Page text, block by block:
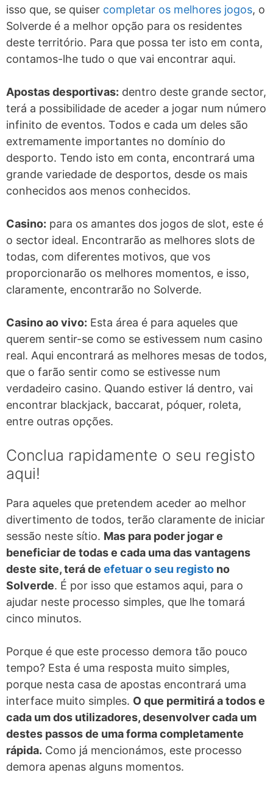
isso que, se quiser completar os melhores jogos, o
Solverde é a melhor opção para os residentes
deste território. Para que possa ter isto em conta,
contamos-lhe tudo o que vai encontrar aqui.
Apostas desportivas: dentro deste grande sector,
terá a possibilidade de aceder a jogar num número
infinito de eventos. Todos e cada um deles são
extremamente importantes no domínio do
desporto. Tendo isto em conta, encontrará uma
grande variedade de desportos, desde os mais
conhecidos aos menos conhecidos.
Casino: para os amantes dos jogos de slot, este é
o sector ideal. Encontrarão as melhores slots de
todas, com diferentes motivos, que vos
proporcionarão os melhores momentos, e isso,
claramente, encontrarão no Solverde.
Casino ao vivo: Esta área é para aqueles que
querem sentir-se como se estivessem num casino
real. Aqui encontrará as melhores mesas de todos,
que o farão sentir como se estivesse num
verdadeiro casino. Quando estiver lá dentro, vai
encontrar blackjack, baccarat, póquer, roleta,
entre outras opções.
Conclua rapidamente o seu registo
aqui!
Para aqueles que pretendem aceder ao melhor
divertimento de todos, terão claramente de iniciar
sessão neste sítio. Mas para poder jogar e
beneficiar de todas e cada uma das vantagens
deste site, terá de efetuar o seu registo no
Solverde. É por isso que estamos aqui, para o
ajudar neste processo simples, que lhe tomará
cinco minutos.
Porque é que este processo demora tão pouco
tempo? Esta é uma resposta muito simples,
porque nesta casa de apostas encontrará uma
interface muito simples. O que permitirá a todos e
cada um dos utilizadores, desenvolver cada um
destes passos de uma forma completamente
rápida. Como já mencionámos, este processo
demora apenas alguns momentos.